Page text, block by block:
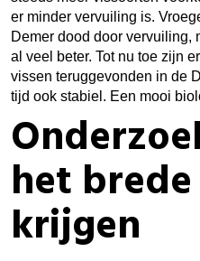
er minder vervuiling is.
Demer dood door vervuiling,
al veel beter. Tot nu toe zijn
vissen teruggevonden in de
tijd ook stabiel. Een mooi
het
krijgen